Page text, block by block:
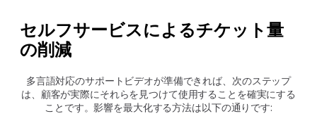
セルフサービスによるチケット量
の削減
多言語対応のサポートビデオが準備できれば、次のステップ
は、顧客が実際にそれらを見つけて使用することを確実にする
ことです。影響を最大化する方法は以下の通りです: